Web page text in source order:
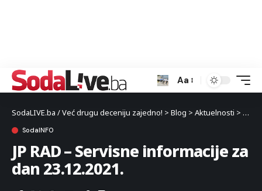
Aa
SodaLIVE.ba / Već drugu deceniju zajedno! > Blog > Aktuelnosti >
SodaINFO
JP RAD – Servisne informacije za
dan 23.12.2021.